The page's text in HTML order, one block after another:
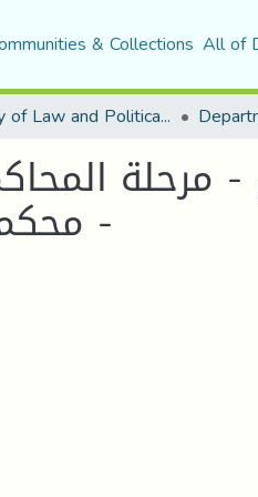
& Collections All of
Faculty of Law and Political Science
- مرحلة
محكمة الجنح -